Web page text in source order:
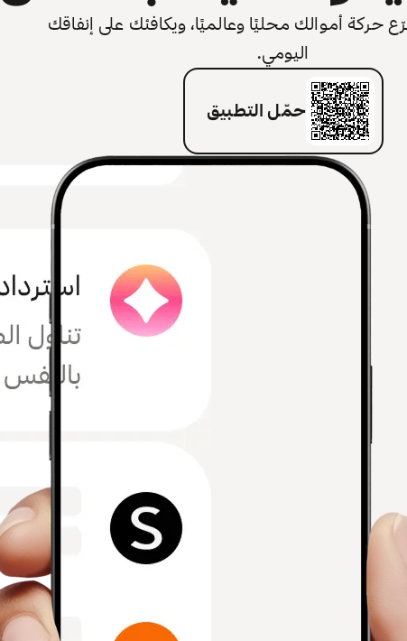
أموالك محليًا وعالميًا، ويكافئك على إنفاقك
اليومي.
حمّل التطبيق